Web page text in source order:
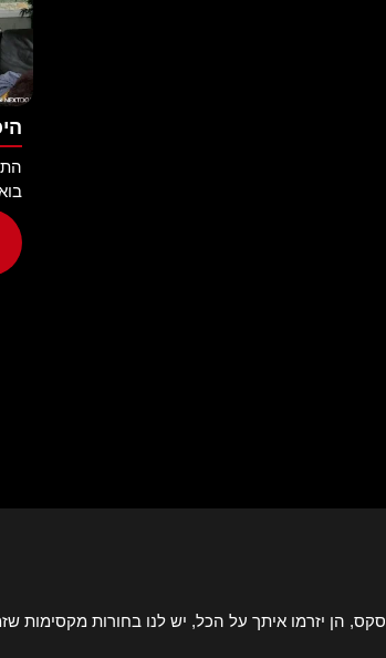
הן יזרמו איתך על הכל, יש לנו בחורות מקסימות